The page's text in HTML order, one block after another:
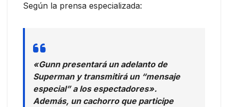
Según la prensa especializada:
«Gunn presentará un adelanto de
Superman y transmitirá un “mensaje
especial” a los espectadores».
Además, un cachorro que participe